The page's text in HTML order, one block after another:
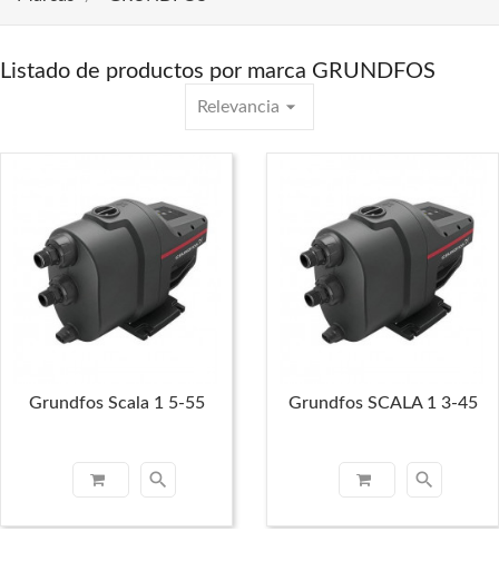
Listado de productos por marca GRUNDFOS
Relevancia arrow_drop_down
Grundfos Scala 1 5-55
search
Grundfos SCALA 1 3-45
search